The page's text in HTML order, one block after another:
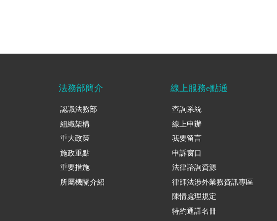
法務部簡介
認識法務部
組織架構
重大政策
施政重點
重要措施
所屬機關介紹
線上服務e點通
查詢系統
線上申辦
我要留言
申訴窗口
法律諮詢資源
律師法涉外業務資訊專區
陳情處理規定
特約通譯名冊